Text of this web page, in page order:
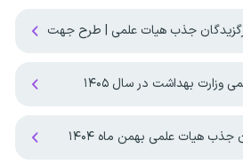
جذب هیات علمی | طرح جهت
بهداشت در سال ۱۴۰۵
جذب هیات علمی بهمن ماه ۱۴۰۴